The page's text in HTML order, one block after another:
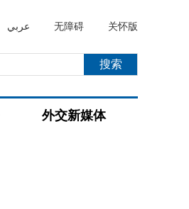
عربي 无障碍 关怀版
外交新媒体